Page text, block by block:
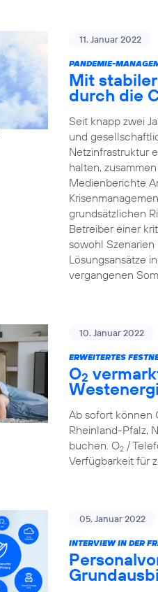
11. Januar 2022
PANDEMIE-
Mit
durch die
Seit knapp zwei
und
Netzinfrastruktur
halten,
Medienberichte
grundsätzlichen
Betreiber einer
sowohl
Lösungsansätze
vergangenen
10. Januar 2022
ERWEITERTES
O2
Ab sofort können
Rheinland-Pfalz,
buchen. O2 /
Verfügbarkeit für
05. Januar 2022
INTERVIEW IN DER